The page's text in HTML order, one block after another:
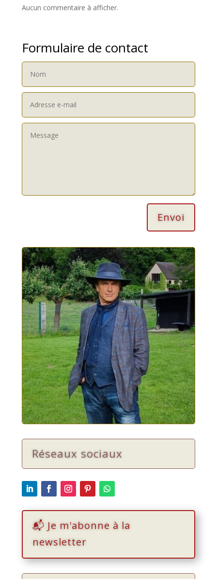
Aucun commentaire à afficher.
Formulaire de contact
Envoi
Réseaux sociaux
📬 Je m'abonne à la
newsletter